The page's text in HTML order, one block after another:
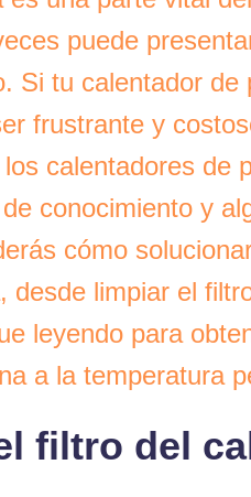
puede
Si tu calentador
frustrante y
calentadores de
conocimiento y
cómo
desde limpiar el
leyendo para
a la temperatura
filtro del